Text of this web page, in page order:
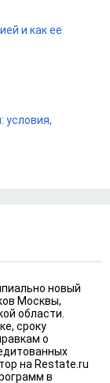
и как ее
условия,
новый
Москвы,
области.
сроку
о
на Restate.ru
в